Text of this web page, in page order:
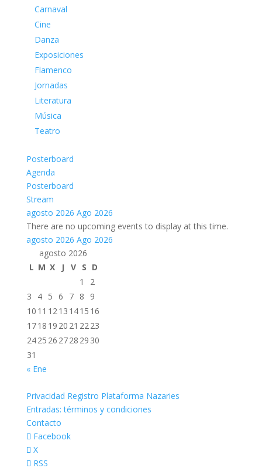
Carnaval
Cine
Danza
Exposiciones
Flamenco
Jornadas
Literatura
Música
Teatro
Posterboard
Agenda
Posterboard
Stream
agosto 2026 Ago 2026
There are no upcoming events to display at this time.
agosto 2026 Ago 2026
agosto 2026
L M X J V S D
1
2
3
4 5 6 7 8
9
10 11 1213 1415 16
1718 19 20 21 2223
2425 26 2728 29 30
31
« Ene
Privacidad Registro Plataforma Nazaries
Entradas: términos y condiciones
Contacto
Facebook
X
RSS